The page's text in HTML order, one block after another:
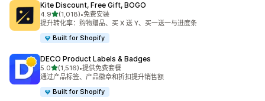
Kite Discount, Free Gift, BOGO
4.9星（满分 5 星）
(1,018)
总共 1018 条评论
•免费安装
提升转化率：购物赠品、买 X 送 Y、买一送一与进度条
Built for Shopify
DECO Product Labels & Badges
5.0星（满分 5 星）
(1,516)
总共 1516 条评论
•提供免费套餐
通过产品标签、产品徽章和折扣提升销售额
Built for Shopify